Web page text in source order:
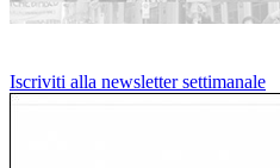
Iscriviti alla newsletter settimanale